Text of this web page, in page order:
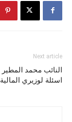
Next article
النائب محمد المطير
اسئلة لوزيري